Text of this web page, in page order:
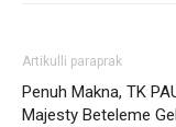
Artikulli paraprak
Penuh Makna, TK
Majesty Beteleme